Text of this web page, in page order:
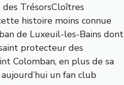
des TrésorsCloîtres
histoire moins connue
de Luxeuil-les-Bains dont
protecteur des
Colomban, en plus de sa
un fan club